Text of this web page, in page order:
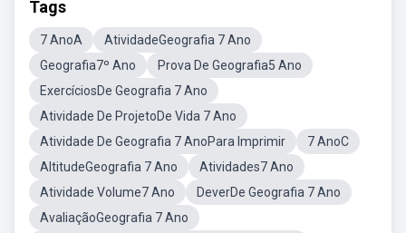
Tags
7 AnoA
AtividadeGeografia 7 Ano
Geografia7º Ano
Prova De Geografia5 Ano
ExercíciosDe Geografia 7 Ano
Atividade De ProjetoDe Vida 7 Ano
Atividade De Geografia 7 AnoPara Imprimir
7 AnoC
AltitudeGeografia 7 Ano
Atividades7 Ano
Atividade Volume7 Ano
DeverDe Geografia 7 Ano
AvaliaçãoGeografia 7 Ano